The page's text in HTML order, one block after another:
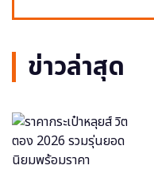
ข่าวล่าสุด